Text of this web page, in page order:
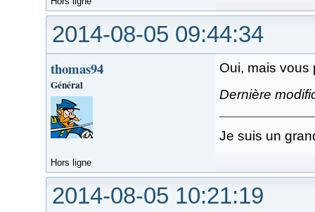
2014-08-05 09:44:34
thomas94
Général
Oui, mais vous
Dernière
Je suis un
Hors ligne
2014-08-05 10:21:19